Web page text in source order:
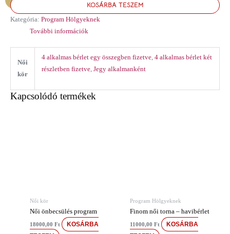
KOSÁRBA TESZEM
Kategória: Program Hölgyeknek
További információk
Női
kör
4 alkalmas bérlet egy összegben fizetve, 4 alkalmas bérlet két
részletben fizetve, Jegy alkalmanként
Kapcsolódó termékek
Női kör
Női önbecsülés program
18000,00Ft
KOSÁRBA
Program Hölgyeknek
Finom női torna – havibérlet
11000,00Ft
KOSÁRBA